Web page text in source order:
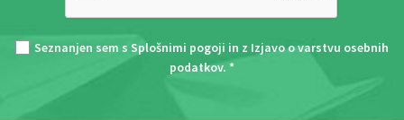
Seznanjen sem s Splošnimi pogoji in z Izjavo o varstvu osebnih
podatkov. *